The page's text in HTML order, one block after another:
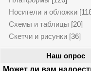
Носители и обложки
Схемы и таблицы [20]
Скетчи и рисунки [36]
Наш опрос
Может ли вам